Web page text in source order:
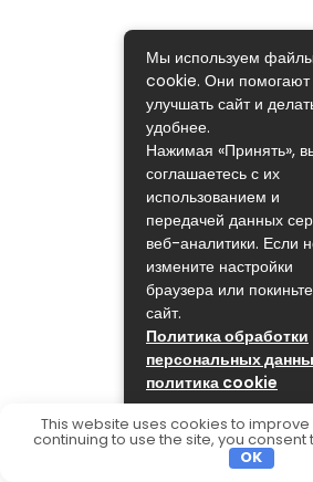
Мы используем файлы
cookie. Они помогают
улучшать сайт и
удобнее.
Нажимая «Принять»,
соглашаетесь с их
использованием и
передачей данных
веб-аналитики. Если
измените настройки
браузера или покиньте
сайт.
Политика обработки
персональных
политика cookie
ПРИНЯТЬ
This website uses cookies to
continuing to use the site, you consent
OK